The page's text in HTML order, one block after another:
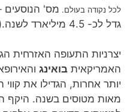
לכל נקודה בעולם.
גדל לכ- 4.5 מיליארד לשנה.(תנועות).
יצרניות התעופה האזרחית
האמריקאית בואינג
יותר אחרות, הגדילו את
מאות מטוסים בשנה. היקף